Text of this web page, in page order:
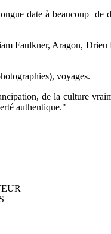
date à beaucoup de
Faulkner, Aragon, Drieu
voyages.
de la culture
authentique."